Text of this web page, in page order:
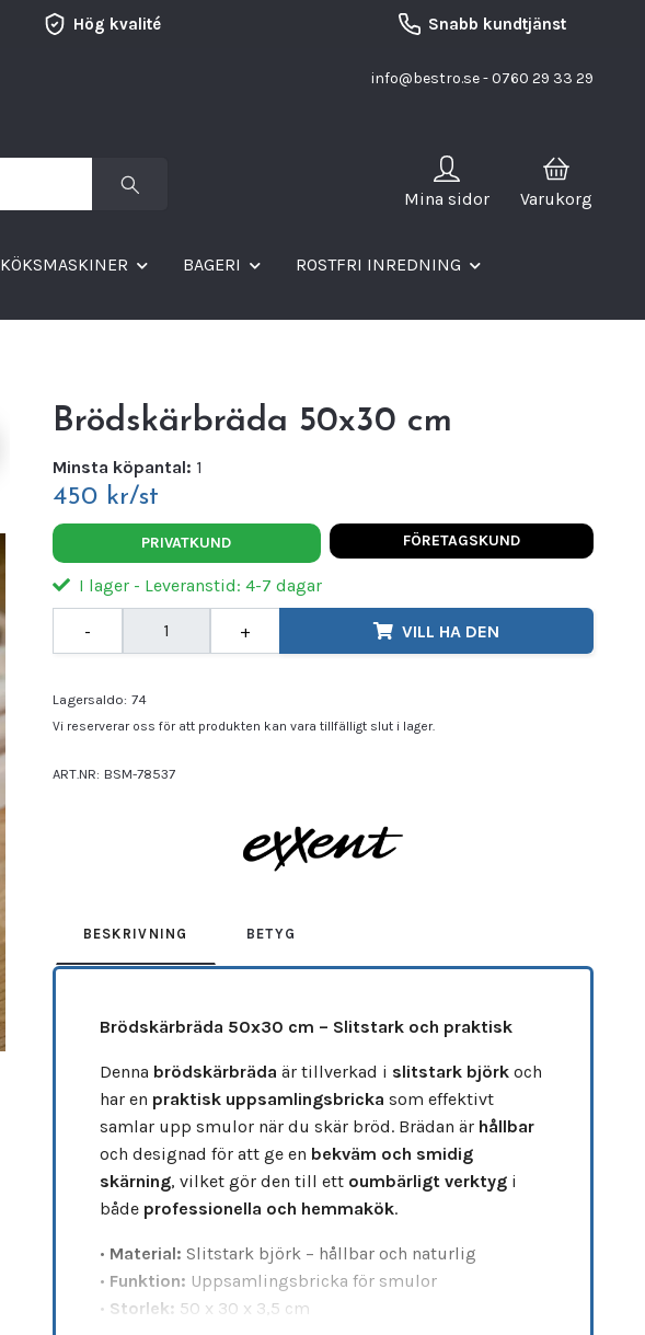
Hög kvalité Snabb kundtjänst
info@bestro.se- 0760 29 33 29
Mina sidor Varukorg
KÖKSMASKINER BAGERI ROSTFRI INREDNING
Brödskärbräda 50x30 cm
Minsta köpantal: 1
450 kr/st
PRIVATKUND FÖRETAGSKUND
I lager - Leveranstid: 4-7 dagar
- + VILL HA DEN
Lagersaldo: 74
Vi reserverar oss för att produkten kan vara tillfälligt slut i lager.
ART.NR: BSM-78537
BESKRIVNING BETYG
Brödskärbräda 50x30 cm – Slitstark och praktisk
Denna brödskärbräda är tillverkad i slitstark björkoch
har en praktisk uppsamlingsbricka som effektivt
samlar upp smulor när du skär bröd. Brädan är hållbar
och designad för att ge en bekväm och smidig
skärning, vilket gör den till ett oumbärligt verktygi
både professionella och hemmakök.
• Material: Slitstark björk – hållbar och naturlig
• Funktion: Uppsamlingsbricka för smulor
• Storlek: 50 x 30 x 3,5 cm